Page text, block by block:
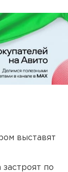
выставят
по